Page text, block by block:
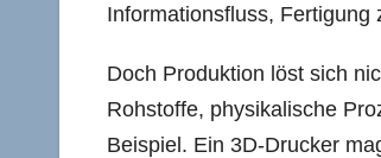
Informationsfluss, Fertigung
Doch Produktion löst sich
Rohstoffe, physikalische
Beispiel. Ein 3D-Drucker